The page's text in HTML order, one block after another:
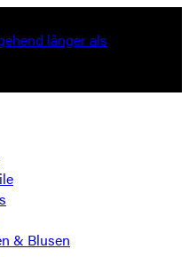
länger als
& Blusen